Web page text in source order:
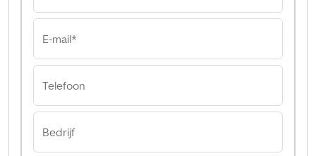
E-mail*
Telefoon
Bedrijf